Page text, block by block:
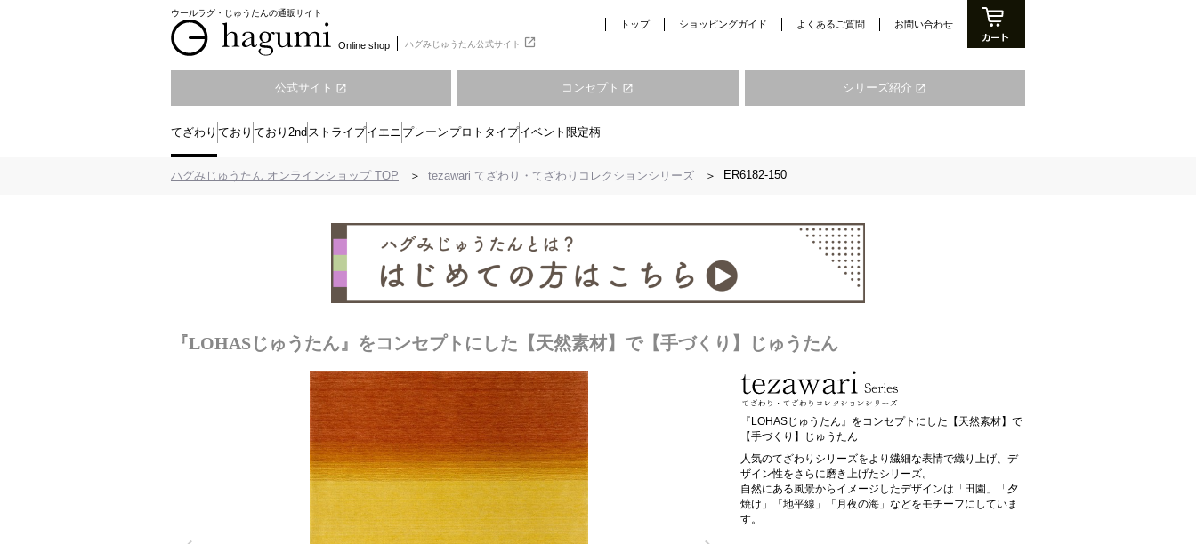
ウールラグ・じゅうたんの通販サイト
Online shop ハグみじゅうたん公式サイト open_in_new
トップ ショッピングガイド よくあるご質問 お問い合わせ
公式サイト open_in_new コンセプト open_in_new シリーズ紹介 open_in_new
てざわり ており ており2nd ストライプイエニ プレーン プロトタイプイベント限定柄
ハグみじゅうたん オンラインショップ TOP tezawari てざわり・てざわりコレクションシリーズ ER6182-150
『LOHASじゅうたん』をコンセプトにした【天然素材】で【手づくり】じゅうたん
『LOHASじゅうたん』をコンセプトにした【天然素材】で
【手づくり】じゅうたん
人気のてざわりシリーズをより繊細な表情で織り上げ、デ
ザイン性をさらに磨き上げたシリーズ。
自然にある風景からイメージしたデザインは「田園」「夕
焼け」「地平線」「月夜の海」などをモチーフにしていま
す。